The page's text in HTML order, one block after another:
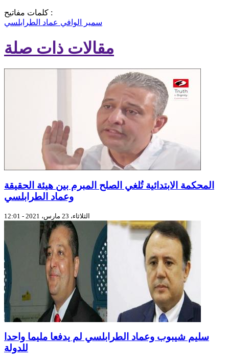
كلمات مفاتيح :
سمير الوافي عماد الطرابلسي
مقالات ذات صلة
المحكمة الابتدائية تُلغي الصلح المبرم بين هيئة الحقيقة
وعماد الطرابلسي
الثلاثاء، 23 مارس، 2021 - 12:01
سليم شيبوب وعماد الطرابلسي لم يدفعا مليما واحدا
للدولة